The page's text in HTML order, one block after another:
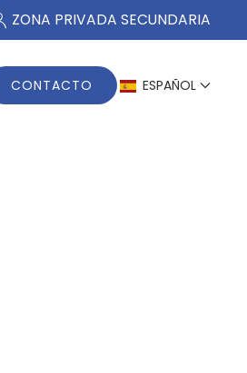
ZONA PRIVADA SECUNDARIA
CONTACTO ESPAÑOL